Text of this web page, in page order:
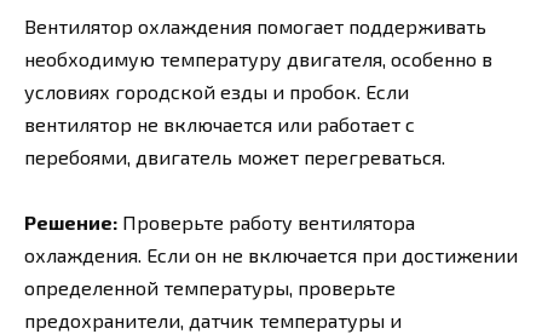
Вентилятор охлаждения помогает поддерживать
необходимую температуру двигателя, особенно в
условиях городской езды и пробок. Если
вентилятор не включается или работает с
перебоями, двигатель может перегреваться.
Решение: Проверьте работу вентилятора
охлаждения. Если он не включается при достижении
определенной температуры, проверьте
предохранители, датчик температуры и